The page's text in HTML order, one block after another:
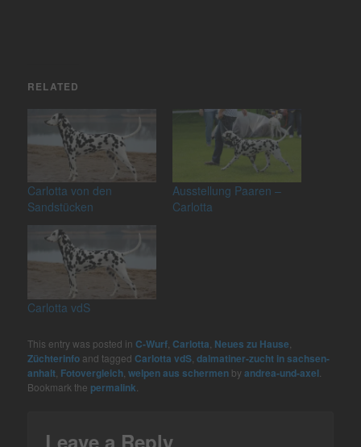
RELATED
Carlotta von den
Sandstücken
Ausstellung Paaren –
Carlotta
Carlotta vdS
This entry was posted inC-Wurf ,Carlotta Neues zu Hause
Züchterinfo and taggedCarlotta vdS ,dalmatiner-zucht in sachsen-
anhalt Fotovergleich ,welpen aus schermen byandrea-und-axel
Bookmark the permalink
Leave a Reply